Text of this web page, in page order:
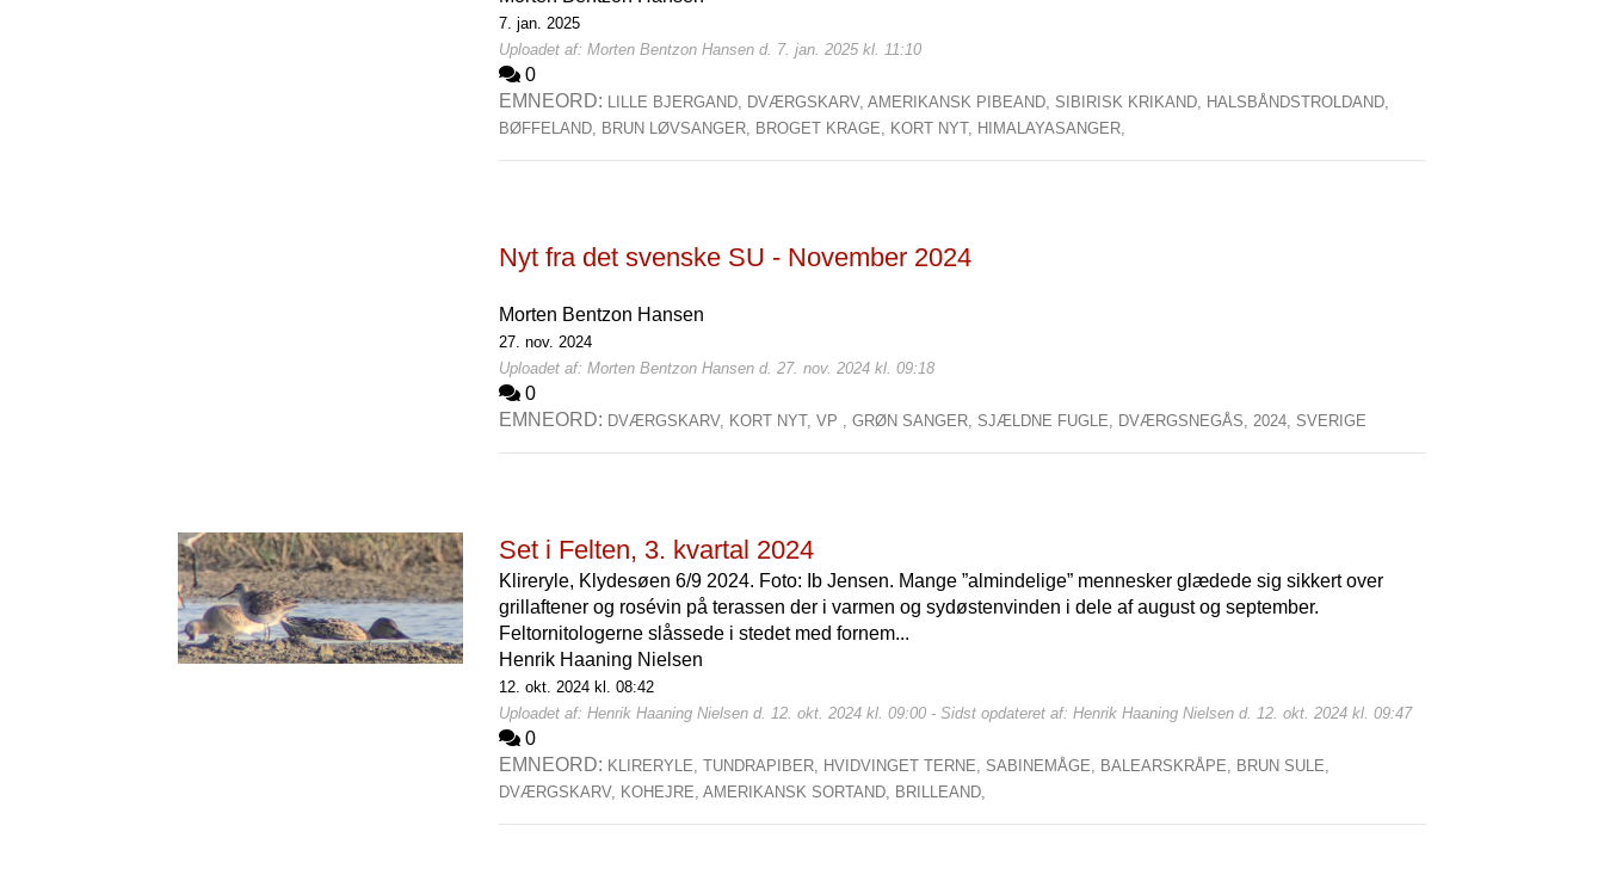
7. jan. 2025
Uploadet af: Morten Bentzon Hansen d. 7. jan. 2025 kl. 11:10
0
EMNEORD: LILLE BJERGAND, DVÆRGSKARV,AMERIKANSK PIBEAND, SIBIRISK KRIKAND, HALSBÅNDSTROLDAND,
BØFFELAND, BRUN LØVSANGER, BROGET KRAGE, KORT NYT, HIMALAYASANGER,
Nyt fra det svenske SU - November 2024
Morten Bentzon Hansen
27. nov. 2024
Uploadet af: Morten Bentzon Hansen d. 27. nov. 2024 kl. 09:18
0
EMNEORD: DVÆRGSKARV, KORT NYT,VP ,GRØN SANGER, SJÆLDNE FUGLE, DVÆRGSNEGÅS,2024, SVERIGE
Set i Felten, 3. kvartal 2024
Klireryle, Klydesøen 6/9 2024. Foto: Ib Jensen. Mange ”almindelige” mennesker glædede sig sikkert over
grillaftener og rosévin på terassen der i varmen og sydøstenvinden i dele af august og september.
Feltornitologerne slåssede i stedet med fornem...
Henrik Haaning Nielsen
12. okt. 2024 kl. 08:42
Uploadet af: Henrik Haaning Nielsen d. 12. okt. 2024 kl. 09:00 - Sidst opdateret af: Henrik Haaning Nielsen d. 12. okt. 2024 kl. 09:47
0
EMNEORD: KLIRERYLE,TUNDRAPIBER, HVIDVINGET TERNE, SABINEMÅGE, BALEARSKRÅPE, BRUN SULE,
DVÆRGSKARV, KOHEJRE,AMERIKANSK SORTAND, BRILLEAND,